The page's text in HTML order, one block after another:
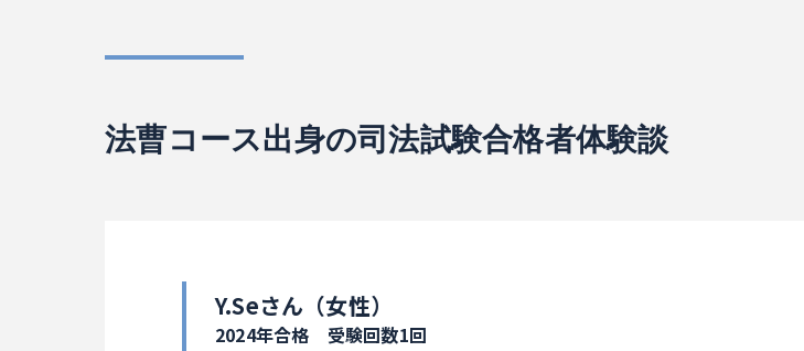
法曹コース出身の司法試験合格者体験談
Y.Seさん（女性）
2024年合格 受験回数1回